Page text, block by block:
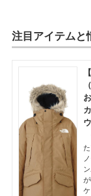
注目アイテムと